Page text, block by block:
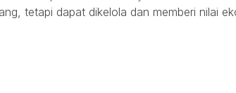
tetapi dapat dikelola dan memberi nilai